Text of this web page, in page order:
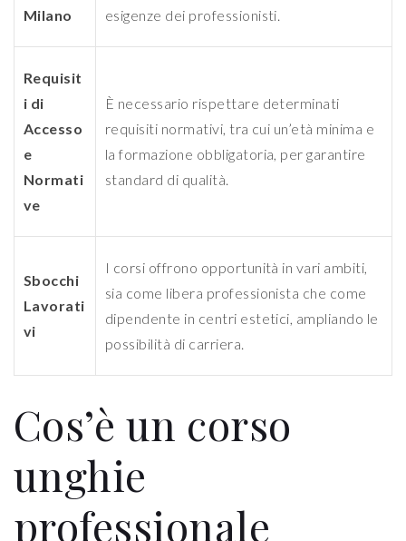
Milano
esigenze dei professionisti.
Requisit
i di
Accesso
e
Normati
ve
È necessario rispettare determinati
requisiti normativi, tra cui un’età minima e
la formazione obbligatoria, per garantire
standard di qualità.
Sbocchi
Lavorati
vi
I corsi offrono opportunità in vari ambiti,
sia come libera professionista che come
dipendente in centri estetici, ampliando le
possibilità di carriera.
Cos’è un corso
unghie
professionale